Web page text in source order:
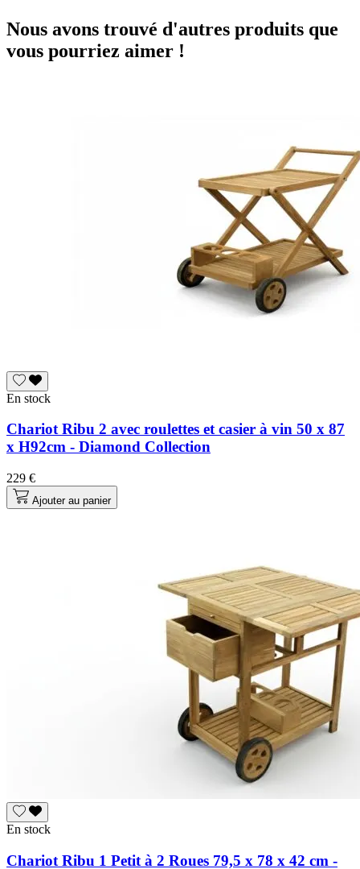
Nous avons trouvé d'autres produits que
vous pourriez aimer !
En stock
Chariot Ribu 2 avec roulettes et casier à vin 50 x 87
x H92cm - Diamond Collection
229 €
Ajouter au panier
En stock
Chariot Ribu 1 Petit à 2 Roues 79,5 x 78 x 42 cm -